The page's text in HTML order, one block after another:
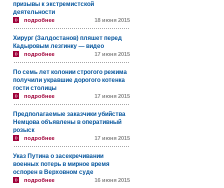
призывы к экстремистской
деятельности
подробнее 18 июня 2015
Хирург (Залдостанов) пляшет перед
Кадыровым лезгинку — видео
подробнее 17 июня 2015
По семь лет колонии строгого режима
получили укравшие дорогого котенка
гости столицы
подробнее 17 июня 2015
Предполагаемые заказчики убийства
Немцова объявлены в оперативный
розыск
подробнее 17 июня 2015
Указ Путина о засекречивании
военных потерь в мирное время
оспорен в Верховном суде
подробнее 16 июня 2015